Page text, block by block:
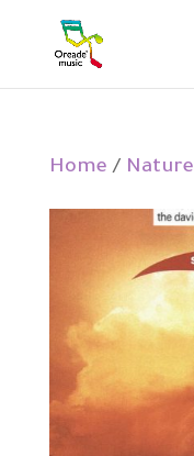
Home / Nature